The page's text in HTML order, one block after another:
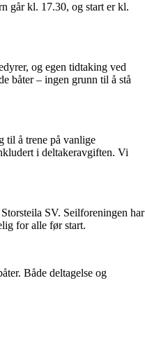
går kl. 17.30, og start er kl.
og egen tidtaking ved
båter – ingen grunn til å stå
til å trene på vanlige
i deltakeravgiften. Vi
SV. Seilforeningen har
for alle før start.
Både deltagelse og